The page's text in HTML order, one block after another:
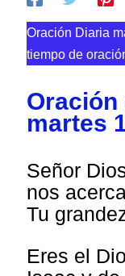
Oración Diaria
tiempo de
Oración
martes
Señor
nos
Tu
Eres el